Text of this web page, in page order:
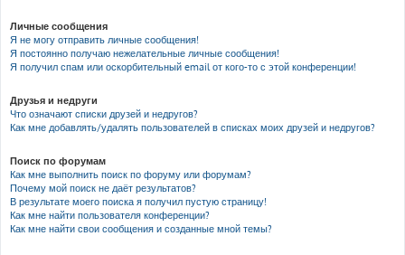
Личные сообщения
Я не могу отправить личные сообщения!
Я постоянно получаю нежелательные личные сообщения!
Я получил спам или оскорбительный email от кого-то с этой конференции!
Друзья и недруги
Что означают списки друзей и недругов?
Как мне добавлять/удалять пользователей в списках моих друзей и недругов?
Поиск по форумам
Как мне выполнить поиск по форуму или форумам?
Почему мой поиск не даёт результатов?
В результате моего поиска я получил пустую страницу!
Как мне найти пользователя конференции?
Как мне найти свои сообщения и созданные мной темы?